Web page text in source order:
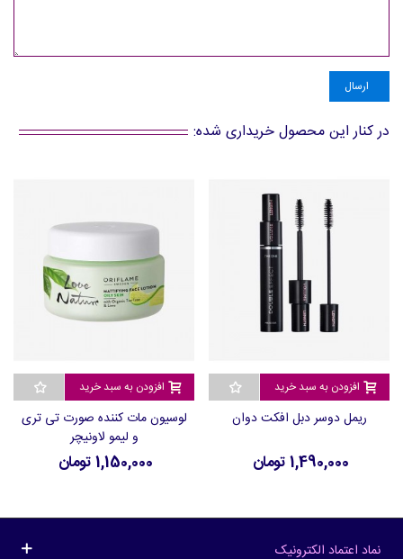
ارسال
در کنار این محصول خریداری شده:
افزودن به سبد خرید
ریمل دوسر دبل افکت دوان
1,490,000 تومان
افزودن به سبد خرید
لوسیون مات کننده صورت تی تری
و لیمو لاونیچر
1,150,000 تومان
نماد اعتماد الکترونیک